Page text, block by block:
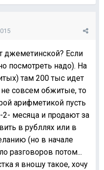
джеметинской? Если
посмотреть надо). На
там 200 тыс идет
не совсем обжитые, то
арифметикой пусть
2- месяца и продают за
в рубллях или в
(но в начале
разговоров потом...
я вношу такое, хочу